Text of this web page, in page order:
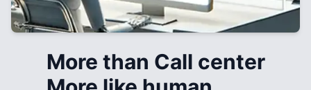
More than Call center